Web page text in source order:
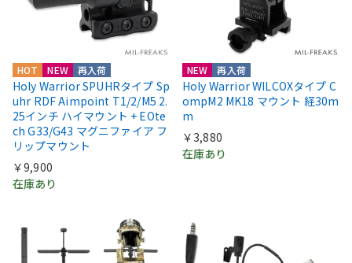
HOT NEW 再入荷
Holy Warrior SPUHRタイプ Sp
uhr RDF Aimpoint T1/2/M5 2.
25インチ ハイマウント + EOte
ch G33/G43 マグニファイア フ
リップマウント
￥9,900
在庫あり
NEW 再入荷
Holy Warrior WILCOXタイプ C
ompM2 MK18 マウント 経30m
m
￥3,880
在庫あり